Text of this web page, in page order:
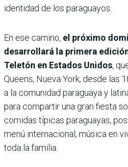
identidad de los paraguayos.
En ese camino, el próximo
desarrollará la primera
Teletón en Estados Unidos,
Queens, Nueva York, desde las
a la comunidad paraguaya y
para compartir una gran fiesta
comidas típicas paraguayas,
menú internacional, música en
toda la familia.